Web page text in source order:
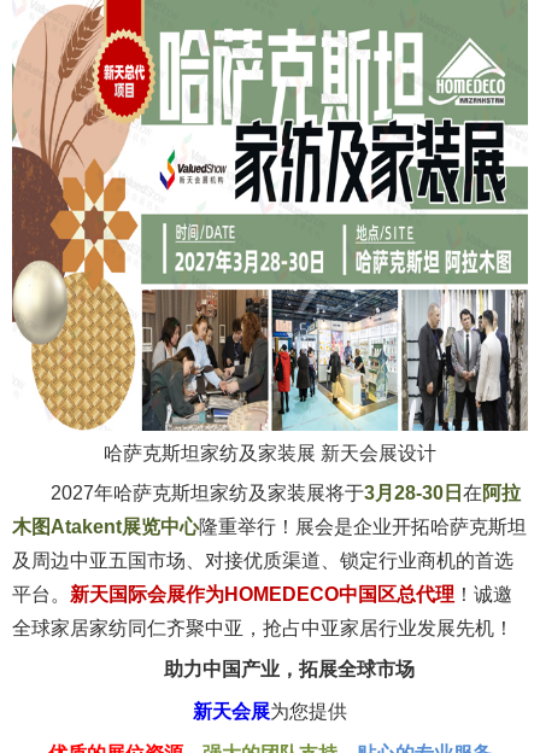
哈萨克斯坦家纺及家装展 新天会展设计
2027年哈萨克斯坦家纺及家装展将于3月28-30日 在阿拉
木图Atakent展览中心隆重举行！展会是企业开拓哈萨克斯坦
及周边中亚五国市场、对接优质渠道、锁定行业商机的首选
平台。 新天国际会展作为HOMEDECO中国区总代理 ！ 诚邀
全球家居家纺同仁齐聚中亚，抢占中亚家居行业发展先机！
助力中国产业，拓展全球市场
新天会展为您提供